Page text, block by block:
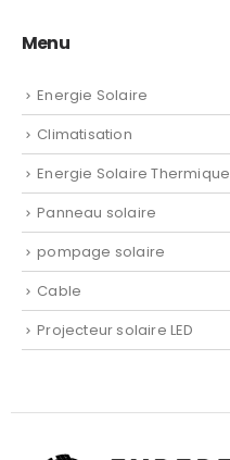
Menu
Energie Solaire
Climatisation
Energie Solaire Thermique
Panneau solaire
pompage solaire
Cable
Projecteur solaire LED